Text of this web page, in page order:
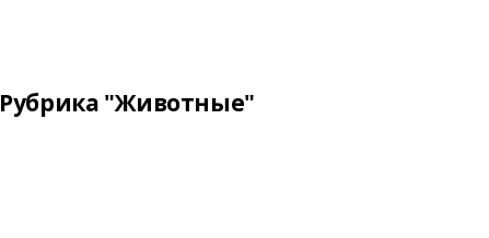
Рубрика "Животные"